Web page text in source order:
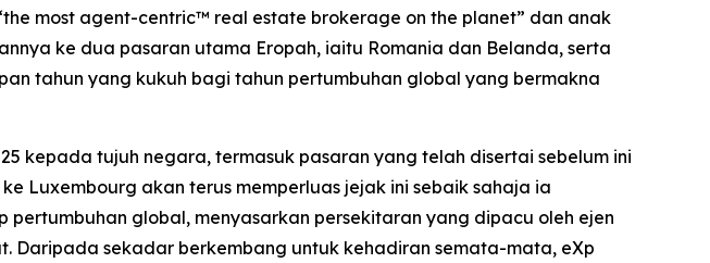
most agent-centric™ real estate brokerage on the planet” dan anak
ke dua pasaran utama Eropah, iaitu Romania dan Belanda, serta
tahun yang kukuh bagi tahun pertumbuhan global yang bermakna
kepada tujuh negara, termasuk pasaran yang telah disertai sebelum ini
Luxembourg akan terus memperluas jejak ini sebaik sahaja ia
global, menyasarkan persekitaran yang dipacu oleh ejen
Daripada sekadar berkembang untuk kehadiran semata-mata, eXp